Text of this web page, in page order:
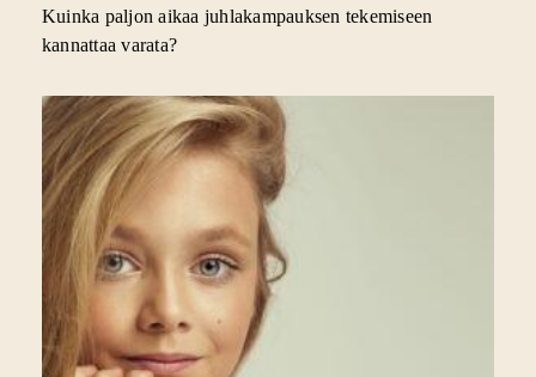
Kuinka paljon aikaa juhlakampauksen tekemiseen
kannattaa varata?